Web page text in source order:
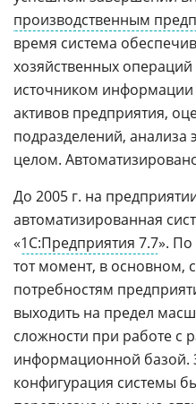
производственным
время система
хозяйственных
источником информации
активов предприятия,
подразделений, анализа
целом.
До 2005 г. на
автоматизированная
«1С:Предприятия 7.7». По
тот момент, в основном,
потребностям
выходить на предел
сложности при работе с
информационной базой.
конфигурация системы